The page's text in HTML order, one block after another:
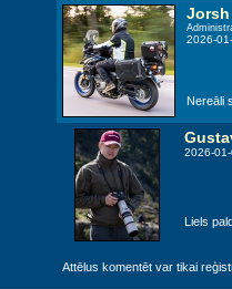
Jorsh
2026-
Nereāli
2026-
Liels
Attēlus komentēt var tikai